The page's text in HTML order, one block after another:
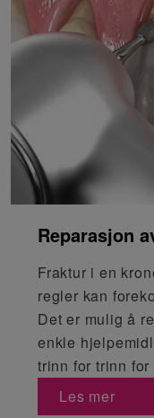
Reparasjon
Fraktur i en
regler kan
Det er mulig å
enkle
trinn for trinn
Les mer